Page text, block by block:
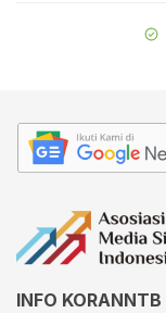
INFO KORANNTB